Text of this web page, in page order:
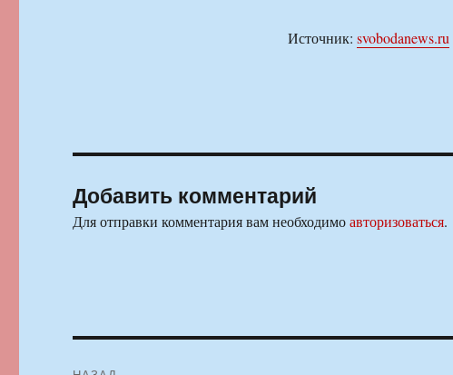
Источник: svobodanews.ru
Добавить комментарий
Для отправки комментария вам необходимоавторизоваться.